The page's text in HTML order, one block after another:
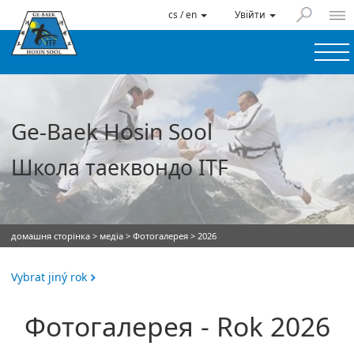
cs / en Увійти
Ge-Baek Hosin Sool
Школа таеквондо ITF
домашня сторінка > медіа > Фотогалерея > 2026
Vybrat jiný rok
Фотогалерея - Rok 2026